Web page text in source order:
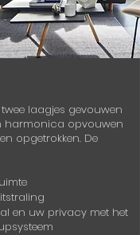
laagjes gevouwen
harmonica opvouwen
opgetrokken. De
en uw privacy met het